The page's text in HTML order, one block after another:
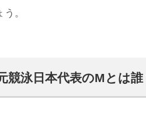
。
競泳日本代表のMとは